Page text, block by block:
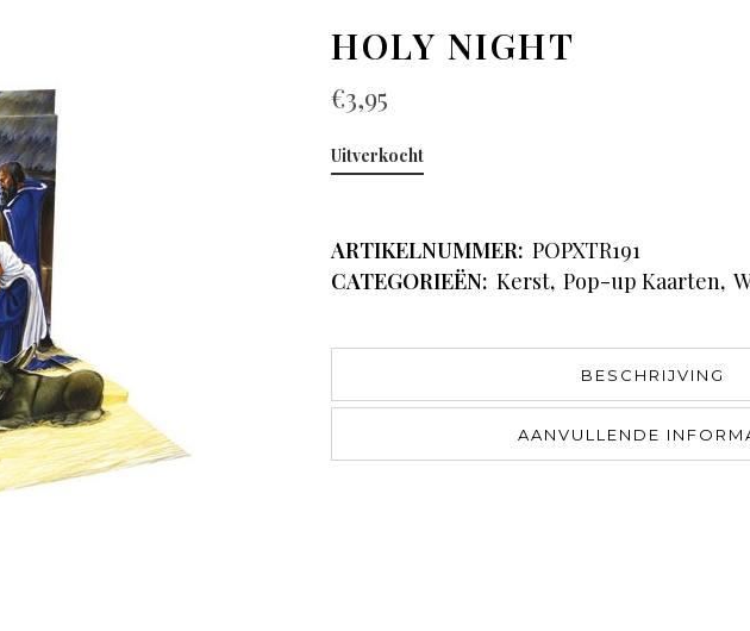
HOLY NIGHT
€3,95
Uitverkocht
ARTIKELNUMMER: POPXTR191
CATEGORIEËN: Kerst, Pop-up Kaarten,
BESCHRIJVING
AANVULLENDE